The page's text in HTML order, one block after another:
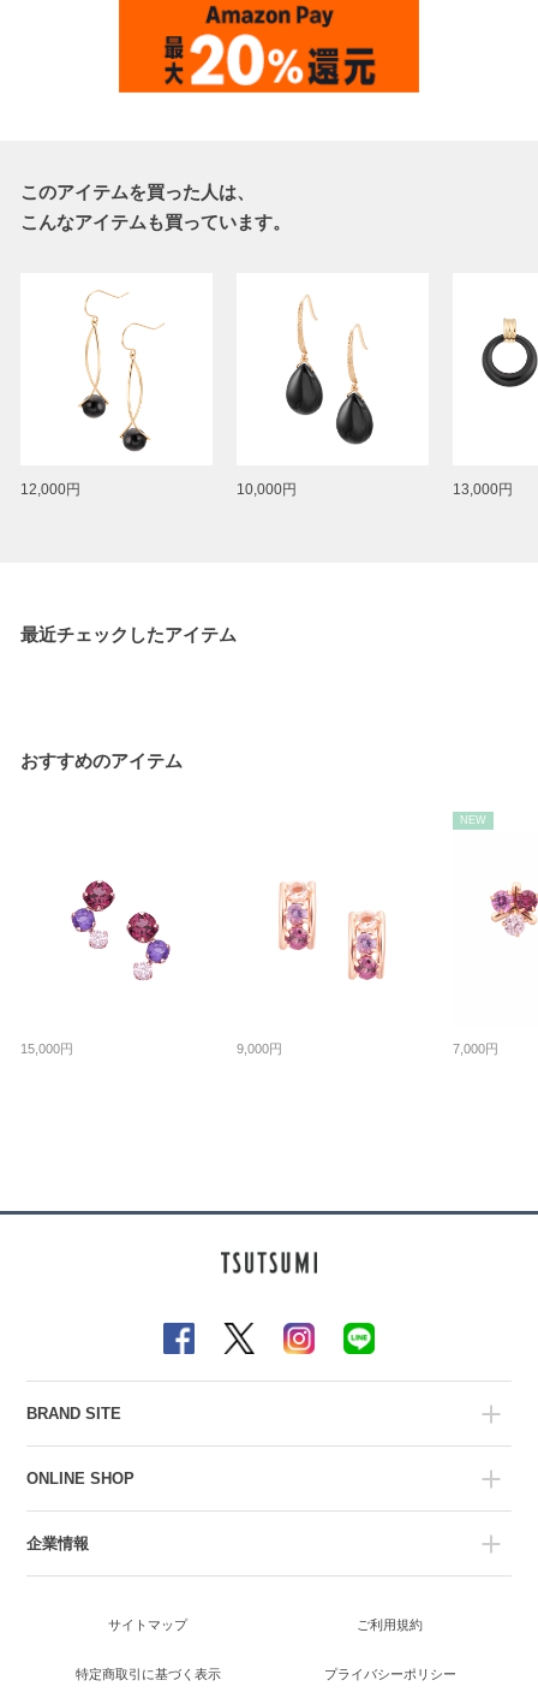
このアイテムを買った人は、
こんなアイテムも買っています。
12,000円 10,000円 13,000円
最近チェックしたアイテム
おすすめのアイテム
15,000円 9,000円
NEW
7,000円
BRAND SITE
ONLINE SHOP
企業情報
サイトマップ ご利用規約
特定商取引に基づく表示 プライバシーポリシー